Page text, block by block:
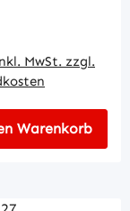
Preis:
MwSt. zzgl.
Warenkorb